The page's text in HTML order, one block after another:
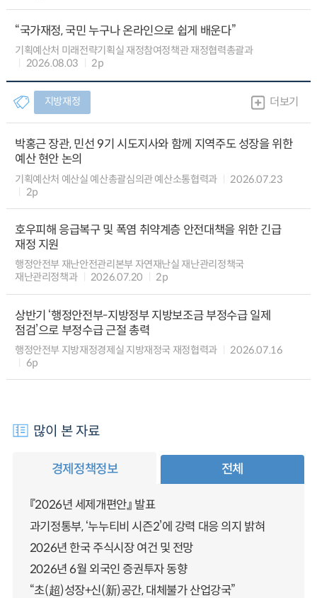
“국가재정, 국민 누구나 온라인으로 쉽게 배운다”
기획예산처 미래전략기획실 재정참여정책관 재정협력총괄과
2026.08.03
2p
지방재정 더보기
박홍근 장관, 민선 9기 시도지사와 함께 지역주도 성장을 위한
예산 현안 논의
기획예산처 예산실 예산총괄심의관 예산소통협력과
2026.07.23
2p
호우피해 응급복구 및 폭염 취약계층 안전대책을 위한 긴급
재정 지원
행정안전부 재난안전관리본부 자연재난실 재난관리정책국
재난관리정책과
2026.07.20 2p
상반기 ‘행정안전부-지방정부 지방보조금 부정수급 일제
점검’으로 부정수급 근절 총력
행정안전부 지방재정경제실 지방재정국 재정협력과
2026.07.16
6p
많이 본 자료
경제정책정보 전체
『2026년 세제개편안』 발표
과기정통부, ‘누누티비 시즌2’에 강력 대응 의지 밝혀
2026년 한국 주식시장 여건 및 전망
2026년 6월 외국인 증권투자 동향
“초(超)성장+신(新)공간, 대체불가 산업강국”